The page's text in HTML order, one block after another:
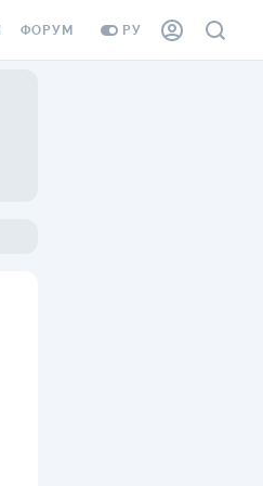
РУ
ФОРУМ